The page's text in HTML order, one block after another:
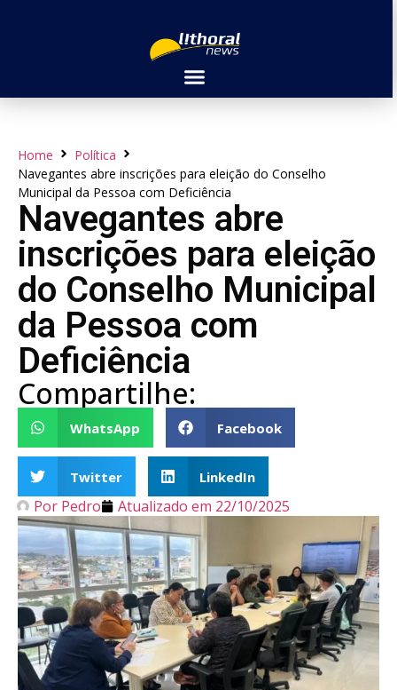
Home
Política
Navegantes abre inscrições para eleição do Conselho
Municipal da Pessoa com Deficiência
Navegantes abre
inscrições para eleição
do Conselho Municipal
da Pessoa com
Deficiência
Compartilhe:
WhatsApp Facebook
Twitter LinkedIn
Por Pedro Atualizado em 22/10/2025